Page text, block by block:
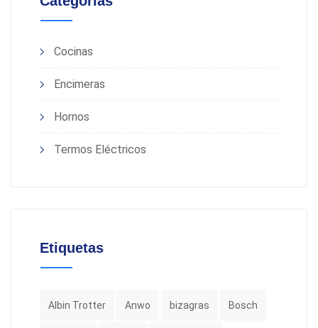
Cocinas
Encimeras
Hornos
Termos Eléctricos
Etiquetas
Albin Trotter Anwo bizagras Bosch